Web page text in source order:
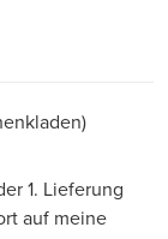
1. Lieferung
auf meine